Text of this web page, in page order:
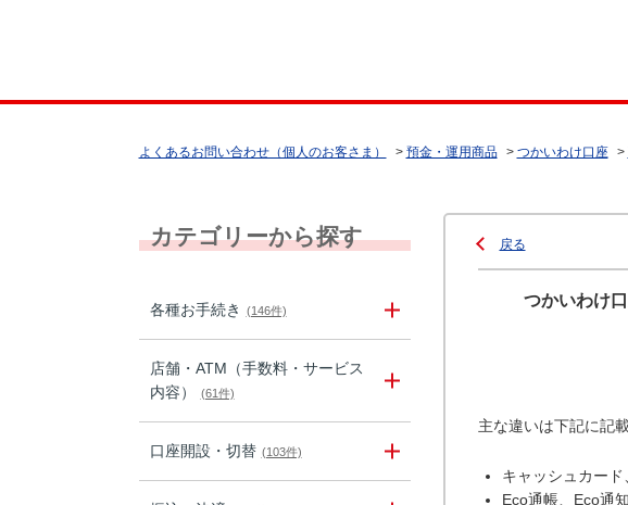
よくあるお問い合わせ（個人のお客さま） > 預金・運用商品 > つかいわけ口座 >
カテゴリーから探す
各種お手続き (146件)
店舗・ATM（手数料・サービス
内容）
(61件)
口座開設・切替 (103件)
戻る
つかいわけ
主な違いは下記に記
キャッシュカー
Eco通帳、Eco通